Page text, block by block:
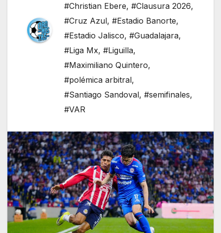
#Christian Ebere, #Clausura 2026,
#Cruz Azul, #Estadio Banorte,
#Estadio Jalisco, #Guadalajara,
#Liga Mx, #Liguilla,
#Maximiliano Quintero,
#polémica arbitral,
#Santiago Sandoval, #semifinales,
#VAR